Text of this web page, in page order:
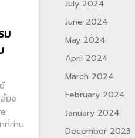
ม
ยง
ที่ท่าน
July 2024
June 2024
May 2024
April 2024
March 2024
February 2024
January 2024
December 2023